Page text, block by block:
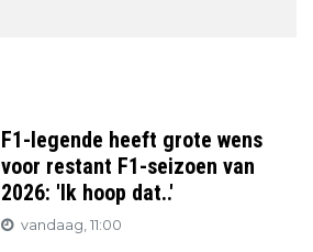
F1-legende heeft grote wens
voor restant F1-seizoen van
2026: 'Ik hoop dat..'
vandaag, 11:00